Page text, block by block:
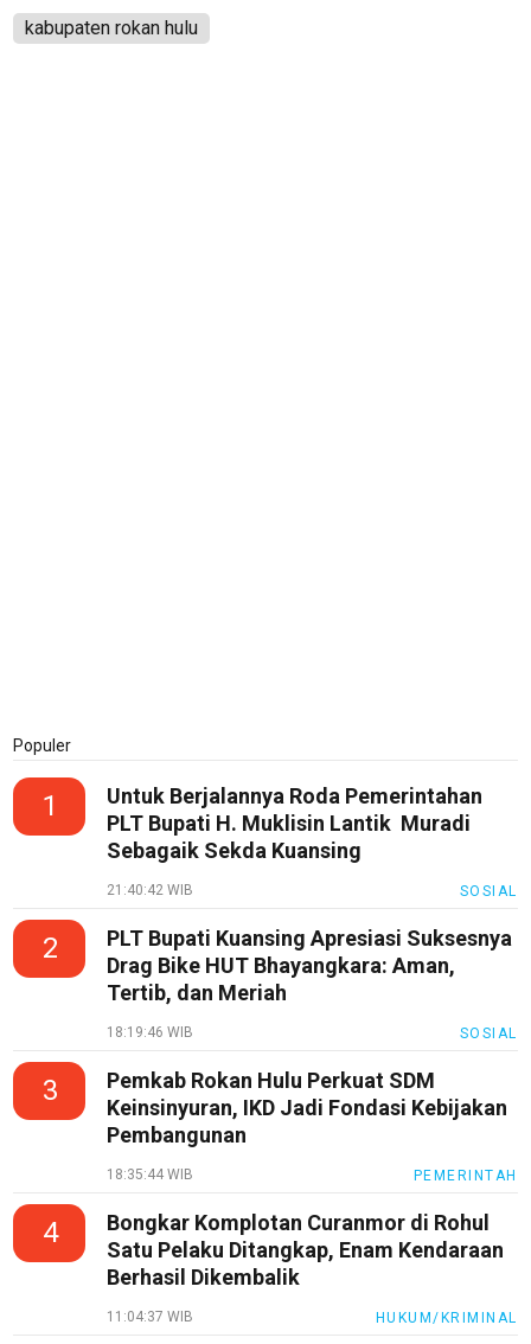
kabupaten rokan hulu
Populer
1
Untuk Berjalannya Roda Pemerintahan
PLT Bupati H. Muklisin Lantik Muradi
Sebagaik Sekda Kuansing
21:40:42 WIB SOSIAL
2
PLT Bupati Kuansing Apresiasi Suksesnya
Drag Bike HUT Bhayangkara: Aman,
Tertib, dan Meriah
18:19:46 WIB SOSIAL
3
Pemkab Rokan Hulu Perkuat SDM
Keinsinyuran, IKD Jadi Fondasi Kebijakan
Pembangunan
18:35:44 WIB PEMERINTAH
4
Bongkar Komplotan Curanmor di Rohul
Satu Pelaku Ditangkap, Enam Kendaraan
Berhasil Dikembalik
11:04:37 WIB HUKUM/KRIMINAL